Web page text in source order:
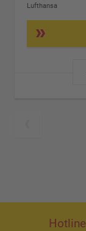
Lufthansa
Hotline